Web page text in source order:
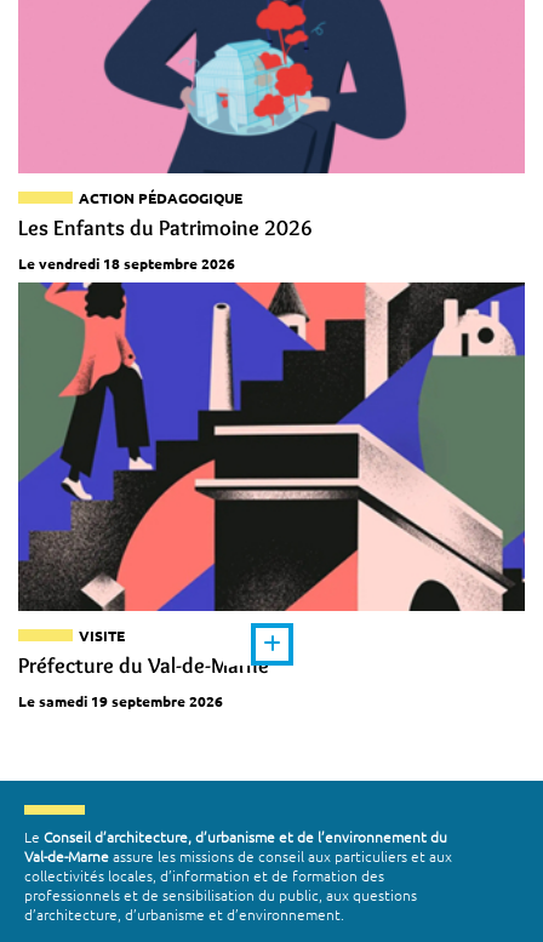
ACTION PÉDAGOGIQUE
Les Enfants du Patrimoine 2026
Le vendredi 18 septembre 2026
VISITE
Préfecture du Val-de-Marne
Le samedi 19 septembre 2026
Le Conseil d’architecture, d’urbanisme et de l’environnement du
Val-de-Marneassure les missions de conseil aux particuliers et aux
collectivités locales, d’information et de formation des
professionnels et de sensibilisation du public, aux questions
d’architecture, d’urbanisme et d’environnement.